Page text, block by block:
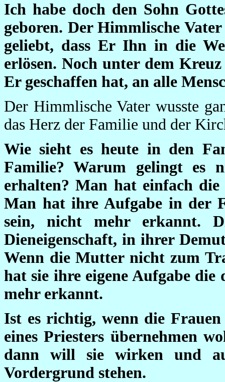
Ich habe doch den Sohn
geboren. Der Himmlische
geliebt, dass Er Ihn in die
erlösen. Noch unter dem
Er geschaffen hat, an alle
Der Himmlische Vater wusste
das Herz der Familie und der
Wie sieht es heute in den
Familie? Warum gelingt es
erhalten? Man hat einfach
Man hat ihre Aufgabe in der
sein, nicht mehr erkannt.
Dieneigenschaft, in ihrer
Wenn die Mutter nicht zum
hat sie ihre eigene Aufgabe
mehr erkannt.
Ist es richtig, wenn die
eines Priesters übernehmen
dann will sie wirken und
Vordergrund stehen.